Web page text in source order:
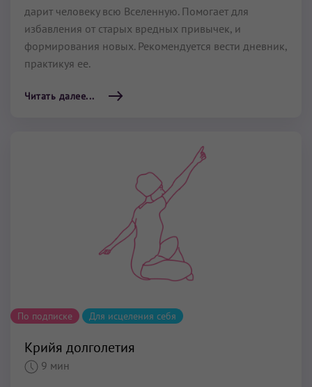
дарит человеку всю Вселенную. Помогает для
избавления от старых вредных привычек, и
формирования новых. Рекомендуется вести дневник,
практикуя ее.
Читать далее...
По подписке Для исцеления себя
Крийя долголетия
9 мин